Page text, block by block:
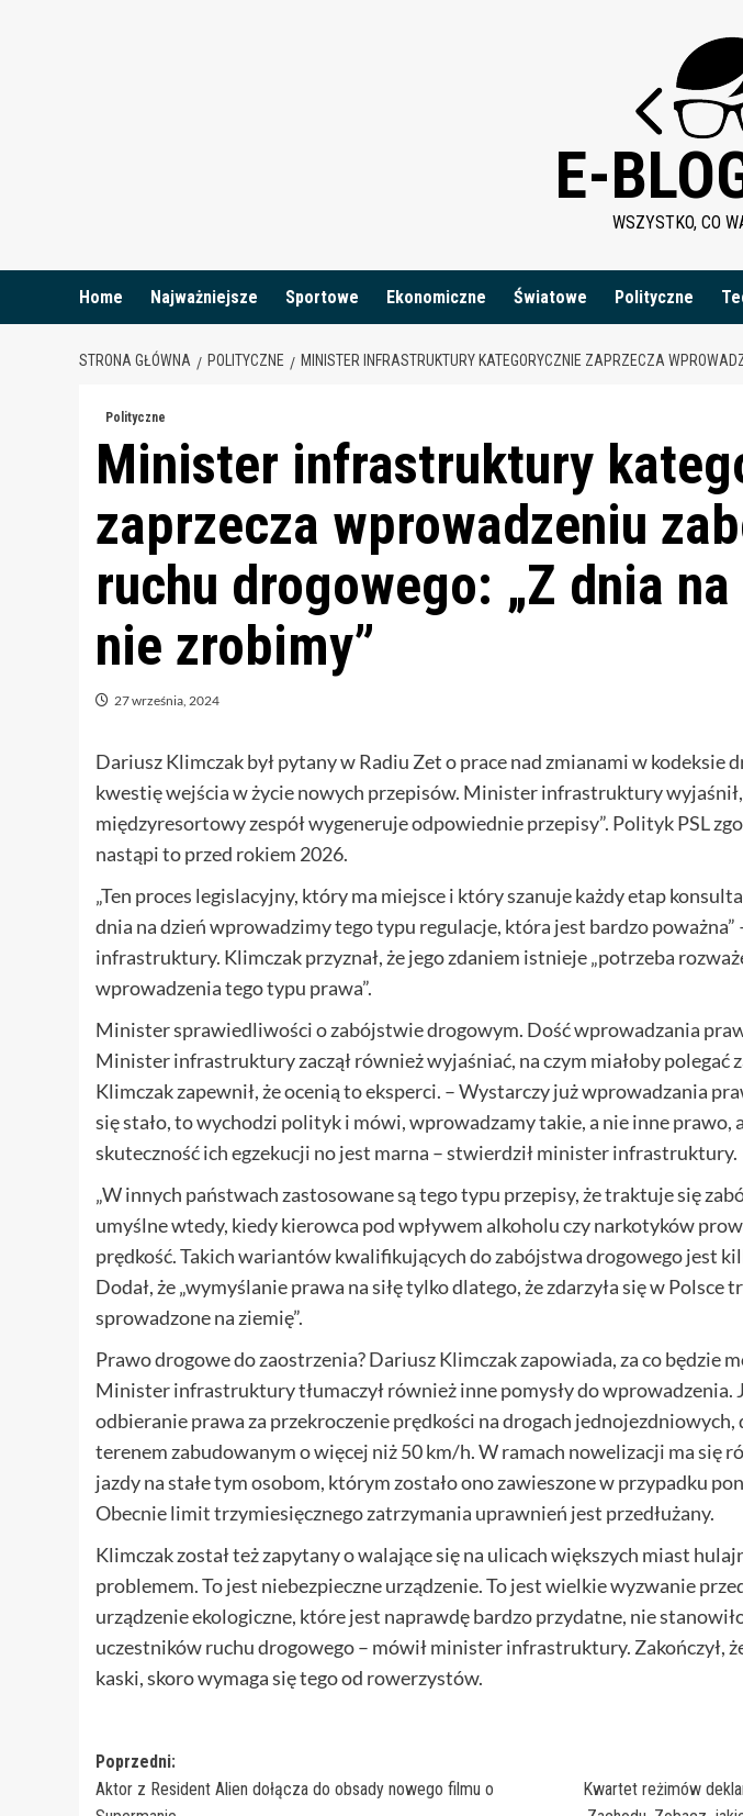
E-
WSZYSTKO, CO
Home Najważniejsze Sportowe Ekonomiczne Światowe Polityczne
STRONA GŁÓWNA POLITYCZNE MINISTER INFRASTRUKTURY KATEGORYCZNIE ZAPRZECZA
Polityczne
Minister infrastruktury
zaprzecza wprowadzeniu
ruchu drogowego: „Z dnia
nie zrobimy”
27 września, 2024
Dariusz Klimczak był pytany w Radiu Zet o prace nad zmianami w kodeksie
kwestię wejścia w życie nowych przepisów. Minister infrastruktury
międzyresortowy zespół wygeneruje odpowiednie przepisy”. Polityk PSL
nastąpi to przed rokiem 2026.
„Ten proces legislacyjny, który ma miejsce i który szanuje każdy etap
dnia na dzień wprowadzimy tego typu regulacje, która jest bardzo poważna”
infrastruktury. Klimczak przyznał, że jego zdaniem istnieje „potrzeba
wprowadzenia tego typu prawa”.
Minister sprawiedliwości o zabójstwie drogowym. Dość wprowadzania
Minister infrastruktury zaczął również wyjaśniać, na czym miałoby polegać
Klimczak zapewnił, że ocenią to eksperci. – Wystarczy już wprowadzania
się stało, to wychodzi polityk i mówi, wprowadzamy takie, a nie inne prawo,
skuteczność ich egzekucji no jest marna – stwierdził minister infrastruktury.
„W innych państwach zastosowane są tego typu przepisy, że traktuje się
umyślne wtedy, kiedy kierowca pod wpływem alkoholu czy narkotyków
prędkość. Takich wariantów kwalifikujących do zabójstwa drogowego jest
Dodał, że „wymyślanie prawa na siłę tylko dlatego, że zdarzyła się w Polsce
sprowadzone na ziemię”.
Prawo drogowe do zaostrzenia? Dariusz Klimczak zapowiada, za co będzie
Minister infrastruktury tłumaczył również inne pomysły do wprowadzenia.
odbieranie prawa za przekroczenie prędkości na drogach
terenem zabudowanym o więcej niż 50 km/h. W ramach nowelizacji ma się
jazdy na stałe tym osobom, którym zostało ono zawieszone w przypadku
Obecnie limit trzymiesięcznego zatrzymania uprawnień jest przedłużany.
Klimczak został też zapytany o walające się na ulicach większych miast
problemem. To jest niebezpieczne urządzenie. To jest wielkie wyzwanie
urządzenie ekologiczne, które jest naprawdę bardzo przydatne, nie
uczestników ruchu drogowego – mówił minister infrastruktury. Zakończył,
kaski, skoro wymaga się tego od rowerzystów.
Zobacz
wpisy
Poprzedni:
Aktor z Resident Alien dołącza do obsady nowego filmu o
Kwartet reżimów